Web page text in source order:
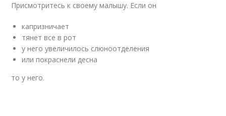
Присмотритесь к своему малышу. Если он
капризничает
тянет все в рот
у него увеличилось слюноотделения
или покраснели десна
то у него.